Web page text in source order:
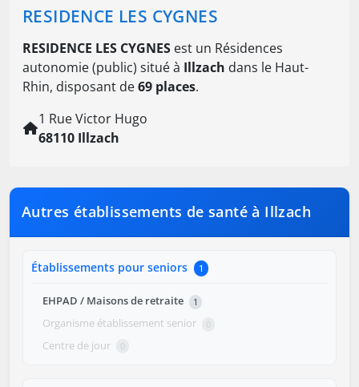
RESIDENCE LES CYGNES
RESIDENCE LES CYGNES est un Résidences
autonomie (public) situé à Illzach dans le Haut-
Rhin, disposant de69 places.
1 Rue Victor Hugo
68110 Illzach
Autres établissements de santé à Illzach
Établissements pour seniors 1
EHPAD / Maisons de retraite 1
Organisme établissement senior 0
Centre de jour 0